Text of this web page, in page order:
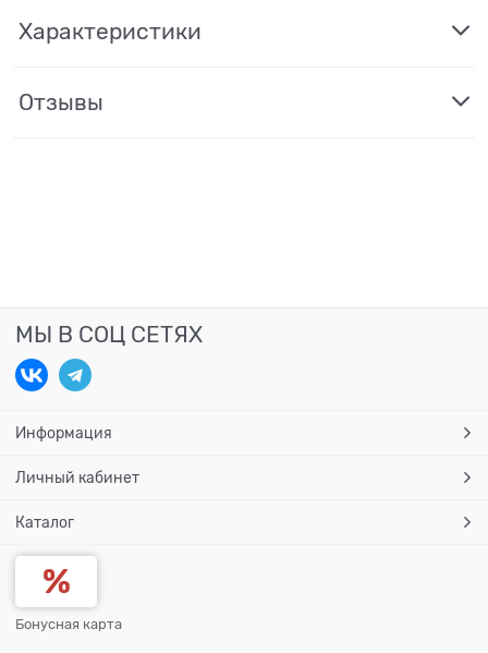
Характеристики
Отзывы
МЫ В СОЦ СЕТЯХ
Информация
Личный кабинет
Каталог
Бонусная карта